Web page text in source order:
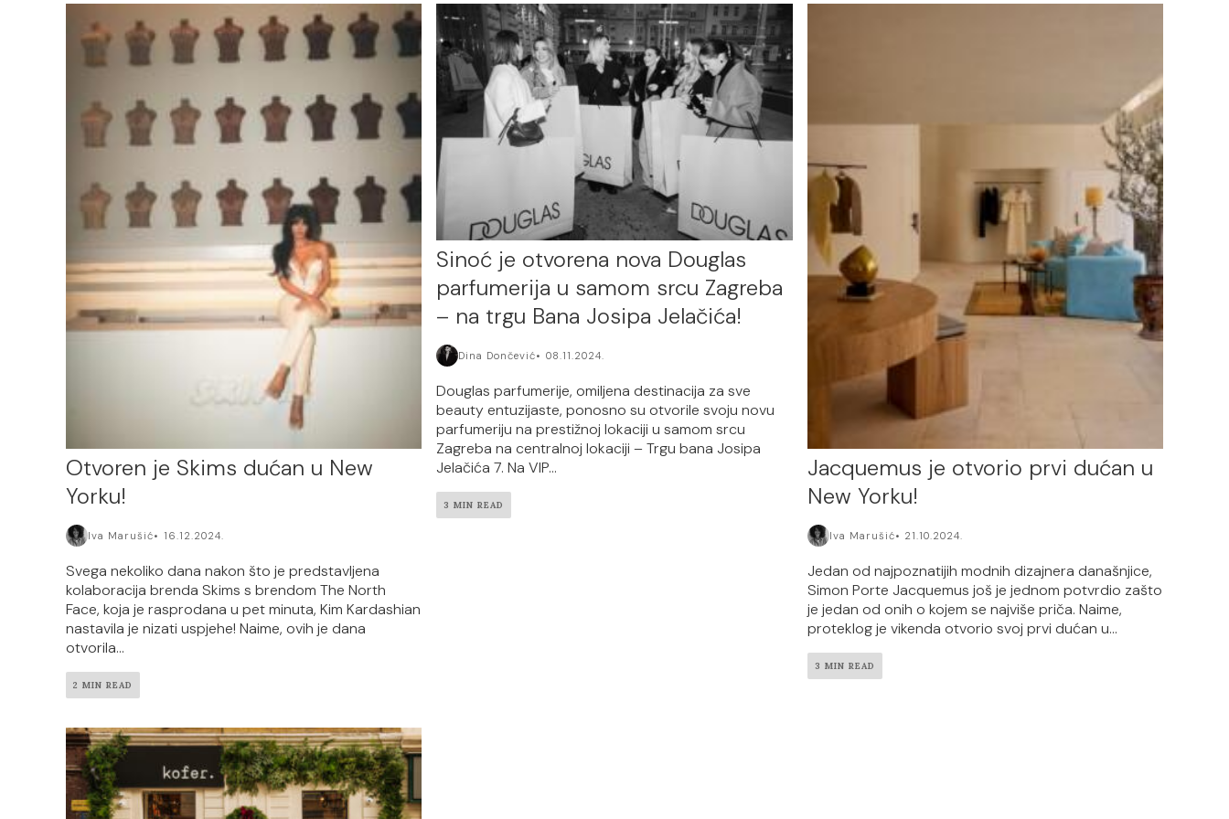
Otvoren je Skims dućan u New
Yorku!
Iva Marušić 16.12.2024.
Svega nekoliko dana nakon što je predstavljena
kolaboracija brenda Skims s brendom The North
Face, koja je rasprodana u pet minuta, Kim Kardashian
nastavila je nizati uspjehe! Naime, ovih je dana
otvorila...
2 MIN READ
Sinoć je otvorena nova Douglas
parfumerija u samom srcu Zagreba
– na trgu Bana Josipa Jelačića!
Dina Dončević 08.11.2024.
Douglas parfumerije, omiljena destinacija za sve
beauty entuzijaste, ponosno su otvorile svoju novu
parfumeriju na prestižnoj lokaciji u samom srcu
Zagreba na centralnoj lokaciji – Trgu bana Josipa
Jelačića 7. Na VIP...
3 MIN READ
Jacquemus je otvorio prvi dućan u
New Yorku!
Iva Marušić 21.10.2024.
Jedan od najpoznatijih modnih dizajnera današnjice,
Simon Porte Jacquemus još je jednom potvrdio zašto
je jedan od onih o kojem se najviše priča. Naime,
proteklog je vikenda otvorio svoj prvi dućan u...
3 MIN READ